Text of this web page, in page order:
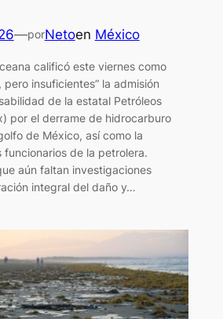
—porNetoen México
calificó este viernes como
pero insuficientes” la admisión
de la estatal Petróleos
por el derrame de hidrocarburo
de México, así como la
funcionarios de la petrolera.
aún faltan investigaciones
integral del daño y…